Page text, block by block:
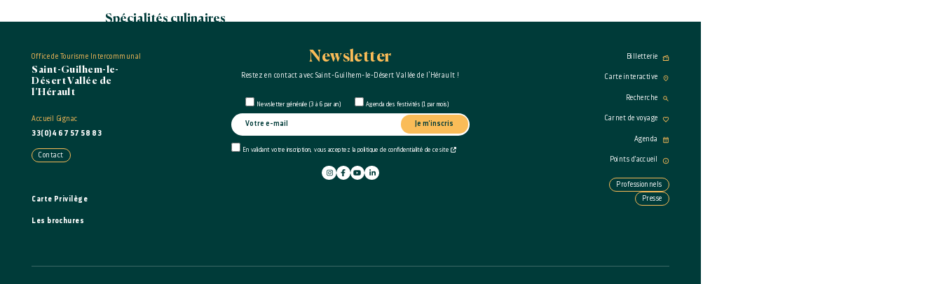
Spécialités culinaires
Ouverture
Office de Tourisme Intercommunal
Saint-Guilhem-le-
Désert Vallée de
l’Hérault
Accueil Gignac
33(0)4 67 57 58 83
Contact
Carte Privilège
Les brochures
Newsletter
Restez en contact avec Saint-Guilhem-le-Désert Vallée de l’Hérault !
Newsletter générale (3 à 6 par an) Agenda des festivités (1 par mois)
En validant votre inscription, vous acceptez la politique de confidentialité de ce site
Je m'inscris
Billetterie
Carte interactive
Recherche
Carnet de voyage
Agenda
Points d'accueil
Professionnels
Presse